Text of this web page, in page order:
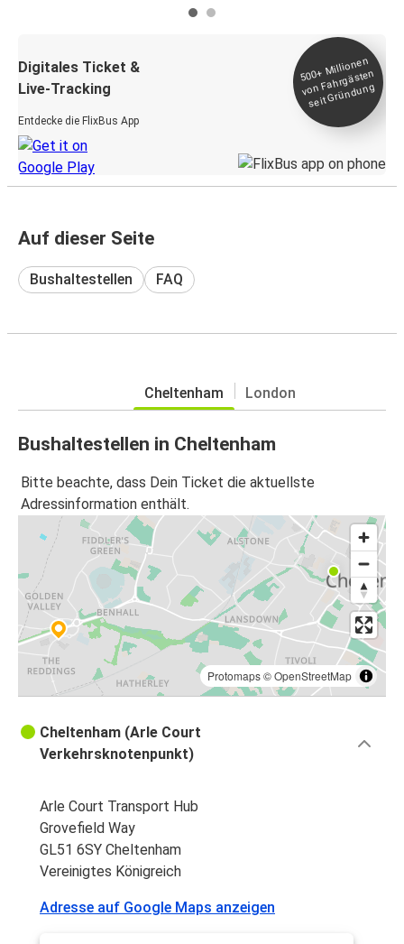
Digitales Ticket &
Live-Tracking
Entdecke die FlixBus App
500+
Millionen
von Fahrgästen
seit
Gründung
Auf dieser Seite
Bushaltestellen FAQ
Cheltenham London
Bushaltestellen in Cheltenham
Bitte beachte, dass Dein Ticket die aktuellste
Adressinformation enthält.
Protomaps©OpenStreetMap
Cheltenham (Arle Court
Verkehrsknotenpunkt)
Arle Court Transport Hub
Grovefield Way
GL51 6SY Cheltenham
Vereinigtes Königreich
Adresse auf Google Maps anzeigen